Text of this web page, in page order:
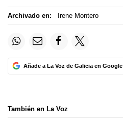
Archivado en: Irene Montero
Añade a La Voz de Galicia en Google
También en La Voz